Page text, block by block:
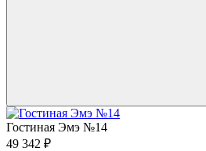
Гостиная Эмэ №14
49 342 ₽